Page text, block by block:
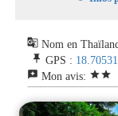
g_translate Nom en
push_pin GPS :
reviews Mon avis: starstar